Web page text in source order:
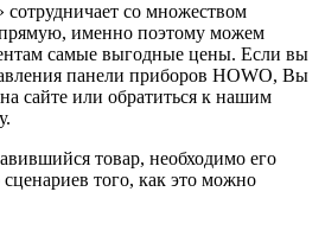
со множеством
именно поэтому можем
самые выгодные цены. Если вы
панели приборов HOWO, Вы
сайте или обратиться к нашим
товар, необходимо его
сценариев того, как это можно